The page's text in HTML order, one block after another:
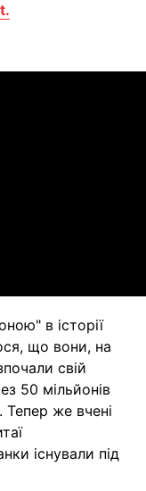
в історії
що вони, на
свій
50 мільйонів
Тепер же вчені
існували під